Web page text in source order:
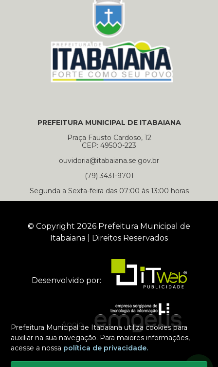
Prefeitura Municipal de Itabaiana utiliza cookies para
auxiliar na sua navegação. Para maiores informações,
acesse a nossa política de privacidade.
PREFEITURA MUNICIPAL DE ITABAIANA
Praça Fausto Cardoso, 12
CEP: 49500-223
ouvidoria@itabaiana.se.gov.br
(79) 3431-9701
Segunda a Sexta-feira das 07:00 às 13:00 horas
© Copyright 2026 Prefeitura Municipal de
Itabaiana | Direitos Reservados
Desenvolvido por:
Apoio: